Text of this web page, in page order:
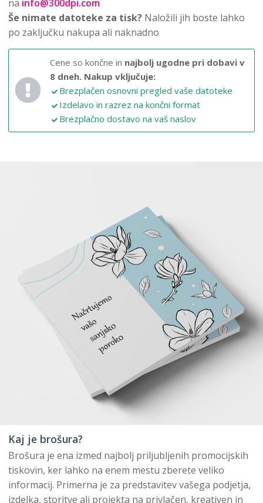
na info@300dpi.com
Še nimate datoteke za tisk? Naložili jih boste lahko
po zaključku nakupa ali naknadno
Cene so končne in najbolj ugodne pri dobavi v
8 dneh. Nakup vključuje:
Brezplačen osnovni pregled vaše datoteke
Izdelavo in razrez na končni format
Brezplačno dostavo na vaš naslov
Kaj je brošura?
Brošura je ena izmed najbolj priljubljenih promocijskih
tiskovin, ker lahko na enem mestu zberete veliko
informacij. Primerna je za predstavitev vašega podjetja,
izdelka, storitve ali projekta na privlačen, kreativen in